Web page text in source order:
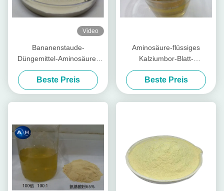
Video
Bananenstaude-
Düngemittel-Aminosäure-
Chelatbildungs-
Kalziummagnesium-Zink-
Bor-Molybdän
Beste Preis
Aminosäure-flüssiges
Kalziumbor-Blatt-
Düngemittel für
Bananenstauden
Beste Preis